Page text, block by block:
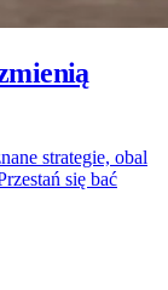
strategie, obal
się bać